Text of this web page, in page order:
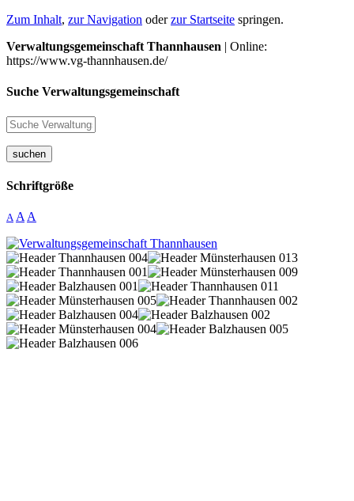
Zum Inhalt, zur Navigation oderzur Startseite springen.
Verwaltungsgemeinschaft Thannhausen | Online:
https://www.vg-thannhausen.de/
Suche Verwaltungsgemeinschaft
suchen
Schriftgröße
A A A